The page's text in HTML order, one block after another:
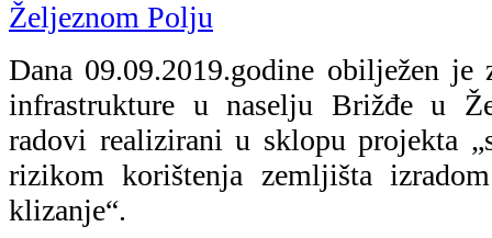
Dana 09.09.2019.godine obilježen je
infrastrukture u naselju Brižđe u
radovi realizirani u sklopu projekta
rizikom korištenja zemljišta
klizanje“.